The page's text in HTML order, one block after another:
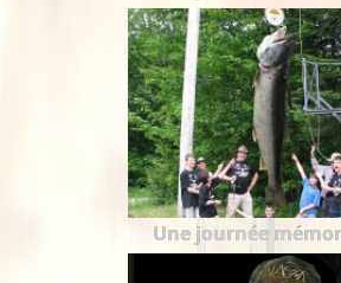
Une journée